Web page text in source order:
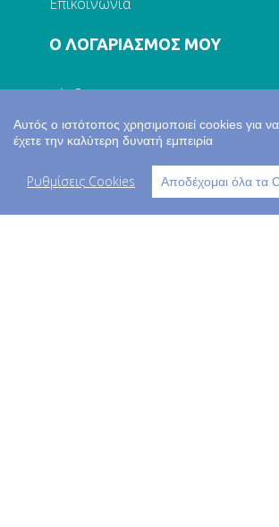
Ο ΛΟΓΑΡΙΑΣΜΟΣ ΜΟΥ
Σύνδεση
Εγγραφή
Τα στοιχεία μου
Παραγγελίες
Αυτός ο ιστότοπος χρησιμοποιεί cookies για να
έχετε την καλύτερη δυνατή εμπειρία
Ρυθμίσεις Cookies Αποδέχομαι όλα τα